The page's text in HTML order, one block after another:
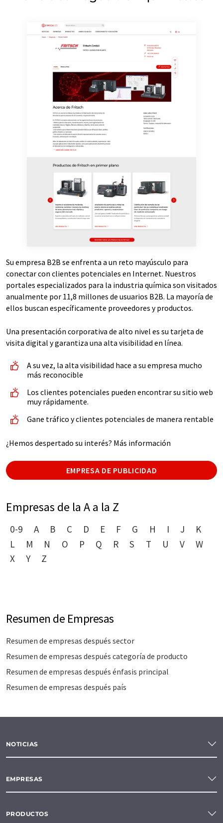
mercado y opinión. Puede revocar en todo momento su
de indicar los motivos informando por correo postal a
LUMITOS AG, Ernst-Augustin-Str. 2, 12489 Berlín
(Alemania) o por correo electrónico a
electrónico se incluye un enlace para anular la
suscripción al boletín informativo correspondiente.
Su empresa B2B se enfrenta a un reto mayúsculo para
conectar con clientes potenciales en Internet. Nuestros
portales especializados para la industria química son visitados
anualmente por 11,8 millones de usuarios B2B. La mayoría de
ellos buscan específicamente proveedores y productos.
Una presentación corporativa de alto nivel es su tarjeta de
visita digital y garantiza una alta visibilidad en línea.
A su vez, la alta visibilidad hace a su empresa mucho
más reconocible
Los clientes potenciales pueden encontrar su sitio web
muy rápidamente.
Gane tráfico y clientes potenciales de manera rentable
¿Hemos despertado su interés? Más información
EMPRESA DE PUBLICIDAD
Empresas de la A a la Z
0-9 A B C D E F G H I J
K
L
M N O P Q R S T U V
W
X
Y Z
Resumen de Empresas
Resumen de empresas después sector
Resumen de empresas después categoría de producto
Resumen de empresas después énfasis principal
Resumen de empresas después país
NOTICIAS
EMPRESAS
PRODUCTOS